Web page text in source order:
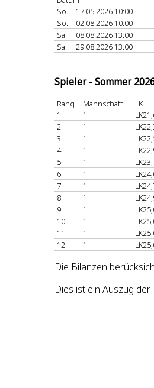
So.
17.05.2026 10:00
So.
02.08.2026 10:00
Sa.
08.08.2026 13:00
Sa.
29.08.2026 13:00
Spieler - Sommer
Rang Mannschaft
LK
1
1
2
1
3
1
4
1
5
1
6
1
7
1
8
1
9
1
10
1
11
1
12
1
Die Bilanzen
Dies ist ein Auszug